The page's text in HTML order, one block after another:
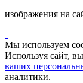
изображения на
Мы используем
Используя сайт,
ваших
аналитики.